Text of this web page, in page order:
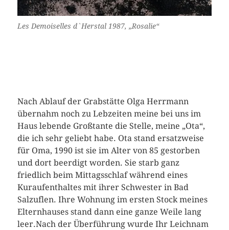
Les Demoiselles d`Herstal 1987, „Rosalie“
Nach Ablauf der Grabstätte Olga Herrmann
übernahm noch zu Lebzeiten meine bei uns im
Haus lebende Großtante die Stelle, meine „Ota“,
die ich sehr geliebt habe. Ota stand ersatzweise
für Oma, 1990 ist sie im Alter von 85 gestorben
und dort beerdigt worden. Sie starb ganz
friedlich beim Mittagsschlaf während eines
Kuraufenthaltes mit ihrer Schwester in Bad
Salzuflen. Ihre Wohnung im ersten Stock meines
Elternhauses stand dann eine ganze Weile lang
leer.Nach der Überführung wurde Ihr Leichnam